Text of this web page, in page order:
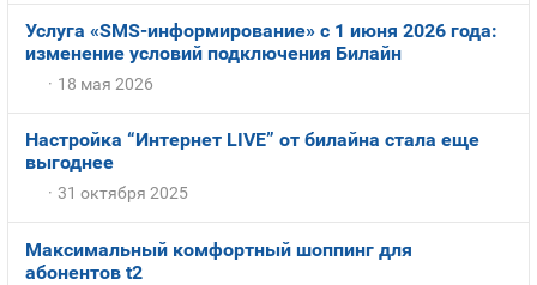
Услуга «SMS-информирование» с 1 июня 2026 года:
изменение условий подключения Билайн
18 мая 2026
Настройка “Интернет LIVE” от билайна стала еще
выгоднее
31 октября 2025
Максимальный комфортный шоппинг для
абонентов t2